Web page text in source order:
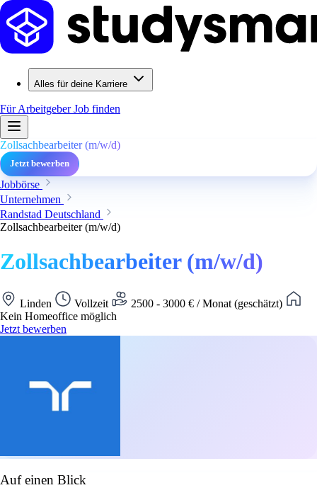
Alles für deine Karriere
Für ArbeitgeberJob finden
Zollsachbearbeiter (m/w/d)
Jetzt bewerben
Jobbörse
Unternehmen
Randstad Deutschland
Zollsachbearbeiter (m/w/d)
Zollsachbearbeiter (m/w/d)
Linden Vollzeit
2500 - 3000 € / Monat (geschätzt)
Kein Homeoffice möglich
Jetzt bewerben
Auf einen Blick